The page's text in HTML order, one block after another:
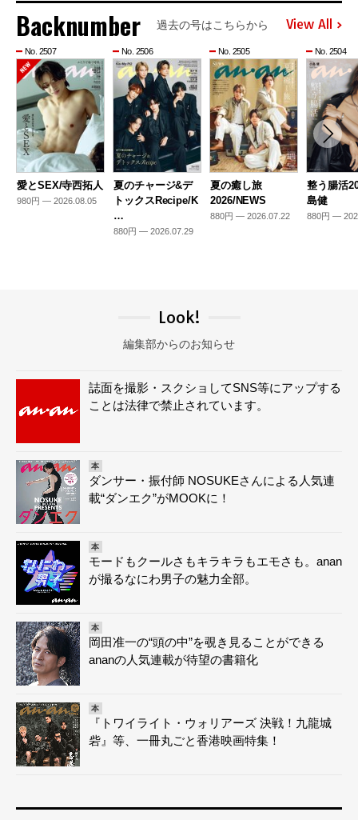
Backnumber 過去の号はこちらから View All
No. 2507
愛とSEX/寺西拓人
980円 — 2026.08.05
No. 2506
夏のチャージ&デ
トックスRecipe/K
…
880円 — 2026.07.29
No. 2505
夏の癒し旅
2026/NEWS
880円 — 2026.07.22
No. 2504
整う腸活
島健
880円 —
Look!
編集部からのお知らせ
誌面を撮影・スクショしてSNS等にアップする
ことは法律で禁止されています。
本
ダンサー・振付師 NOSUKEさんによる人気連
載“ダンエク”がMOOKに！
本
モードもクールさもキラキラもエモさも。anan
が撮るなにわ男子の魅力全部。
本
岡田准一の“頭の中”を覗き見ることができる
ananの人気連載が待望の書籍化
本
『トワイライト・ウォリアーズ 決戦！九龍城
砦』等、一冊丸ごと香港映画特集！